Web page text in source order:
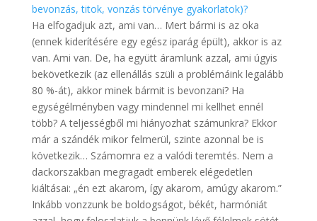
bevonzás, titok, vonzás törvénye gyakorlatok)?
Ha elfogadjuk azt, ami van… Mert bármi is az oka
(ennek kiderítésére egy egész iparág épült), akkor is az
van. Ami van. De, ha együtt áramlunk azzal, ami úgyis
bekövetkezik (az ellenállás szüli a problémáink legalább
80 %-át), akkor minek bármit is bevonzani? Ha
egységélményben vagy mindennel mi kellhet ennél
több? A teljességből mi hiányozhat számunkra? Ekkor
már a szándék mikor felmerül, szinte azonnal be is
következik… Számomra ez a valódi teremtés. Nem a
dackorszakban megragadt emberek elégedetlen
kiáltásai: „én ezt akarom, így akarom, amúgy akarom.”
Inkább vonzzunk be boldogságot, békét, harmóniát